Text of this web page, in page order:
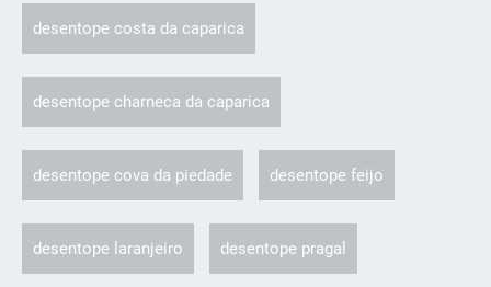
desentope costa da caparica
desentope charneca da caparica
desentope cova da piedade desentope feijo
desentope laranjeiro desentope pragal